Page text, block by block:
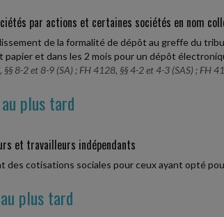
par actions et certaines sociétés en nom
de la formalité de dépôt au greffe du
papier et dans les 2 mois pour un dépôt
§§ 8-2 et 8-9 (SA) ; FH 4128, §§ 4-2 et 4-3 (SAS) ; FH
plus tard
et travailleurs indépendants
des cotisations sociales pour ceux ayant opté
plus tard